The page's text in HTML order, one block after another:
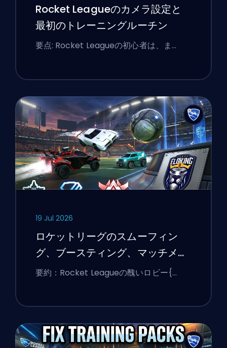
Rocket Leagueのカメラ設定と
最初のトレーニングルーチン
要点: Rocket Leagueの初心者は、ま…
19 Jul 2026
ロケットリーグのスムーフィン
グ、ブースティング、マッチメイ
キングの説明
要約：Rocket Leagueの醜いロビー{…